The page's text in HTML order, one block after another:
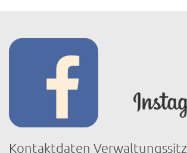
Kontaktdaten Verwaltungssitz